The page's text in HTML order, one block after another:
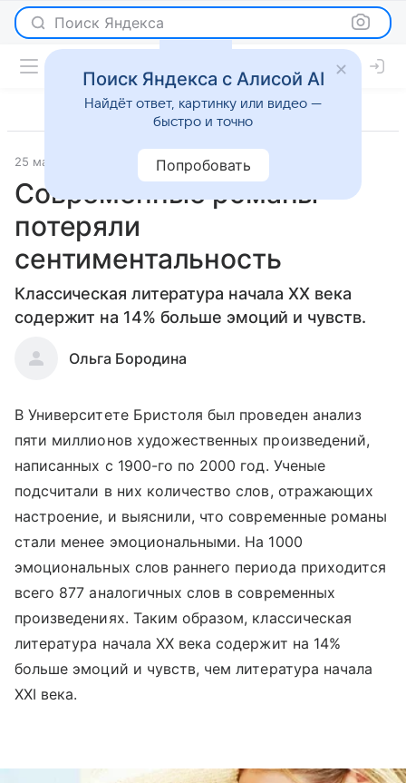
Поиск Яндекса
25 марта 2013 Отношения
Современные романы
потеряли
сентиментальность
Классическая литература начала XX века
содержит на 14% больше эмоций и чувств.
Ольга Бородина
В Университете Бристоля был проведен анализ
пяти миллионов художественных произведений,
написанных с 1900-го по 2000 год. Ученые
подсчитали в них количество слов, отражающих
настроение, и выяснили, что современные романы
стали менее эмоциональными. На 1000
эмоциональных слов раннего периода приходится
всего 877 аналогичных слов в современных
произведениях. Таким образом, классическая
литература начала XX века содержит на 14%
больше эмоций и чувств, чем литература начала
XXI века.
Поиск Яндекса с Алисой AI
Найдёт ответ, картинку или видео —
быстро и точно
Попробовать